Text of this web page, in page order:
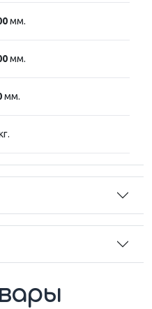
мм.
мм.
мм.